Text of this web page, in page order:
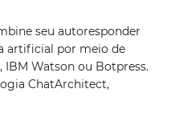
seu autoresponder
artificial por meio de
Watson ou Botpress.
ChatArchitect,